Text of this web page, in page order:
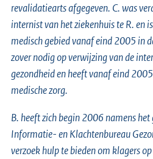
revalidatiearts afgegeven. C. was
internist van het ziekenhuis te R. en
medisch gebied vanaf eind 2005 in
zover nodig op verwijzing van de
gezondheid en heeft vanaf eind
medische zorg.
B. heeft zich begin 2006 namens
Informatie- en Klachtenbureau
verzoek hulp te bieden om klagers